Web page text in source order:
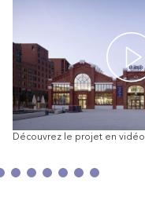
Découvrez le projet en vidéo.